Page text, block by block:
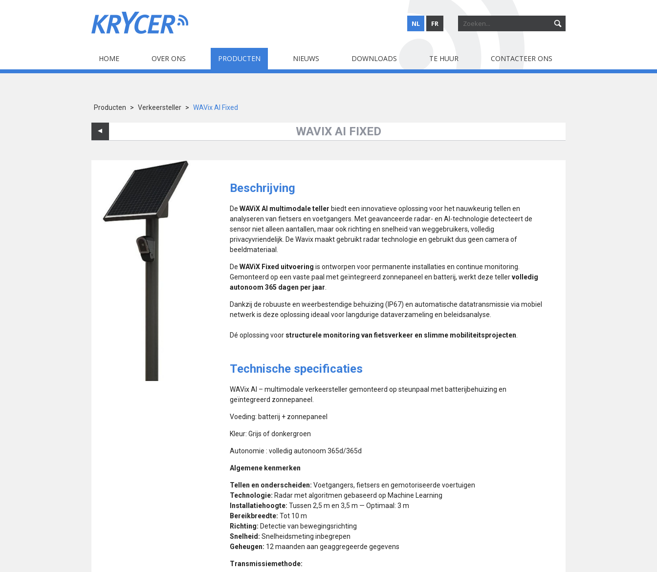
FR
NL
HOME OVER ONS PRODUCTEN NIEUWS DOWNLOADS TE HUUR CONTACTEER ONS
Producten > Verkeersteller > WAVix AI Fixed
WAVIX AI FIXED
Beschrijving
De WAViX AI multimodale teller biedt een innovatieve oplossing voor het nauwkeurig tellen en
analyseren van fietsers en voetgangers. Met geavanceerde radar- en AI-technologie detecteert de
sensor niet alleen aantallen, maar ook richting en snelheid van weggebruikers, volledig
privacyvriendelijk. De Wavix maakt gebruikt radar technologie en gebruikt dus geen camera of
beeldmateriaal.
De WAViX Fixed uitvoering is ontworpen voor permanente installaties en continue monitoring.
Gemonteerd op een vaste paal met geïntegreerd zonnepaneel en batterij, werkt deze tellervolledig
autonoom 365 dagen per jaar
Dankzij de robuuste en weerbestendige behuizing (IP67) en automatische datatransmissie via mobiel
netwerk is deze oplossing ideaal voor langdurige dataverzameling en beleidsanalyse.
Dé oplossing voor structurele monitoring van fietsverkeer en slimme mobiliteitsprojecten
Technische specificaties
WAVix AI – multimodale verkeersteller gemonteerd op steunpaal met batterijbehuizing en
geïntegreerd zonnepaneel.
Voeding: batterij + zonnepaneel
Kleur: Grijs of donkergroen
Autonomie : volledig autonoom 365d/365d
Algemene kenmerken
Tellen en onderscheiden: Voetgangers, fietsers en gemotoriseerde voertuigen
Technologie: Radar met algoritmen gebaseerd op Machine Learning
Installatiehoogte: Tussen 2,5 m en 3,5 m — Optimaal: 3 m
Bereikbreedte: Tot 10 m
Richting: Detectie van bewegingsrichting
Snelheid: Snelheidsmeting inbegrepen
Geheugen: 12 maanden aan geaggregeerde gegevens
Transmissiemethode: